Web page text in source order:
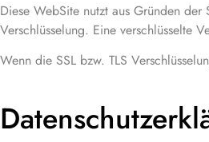
Diese WebSite nutzt aus Gründen
Verschlüsselung. Eine verschlüsselte
Wenn die SSL bzw. TLS